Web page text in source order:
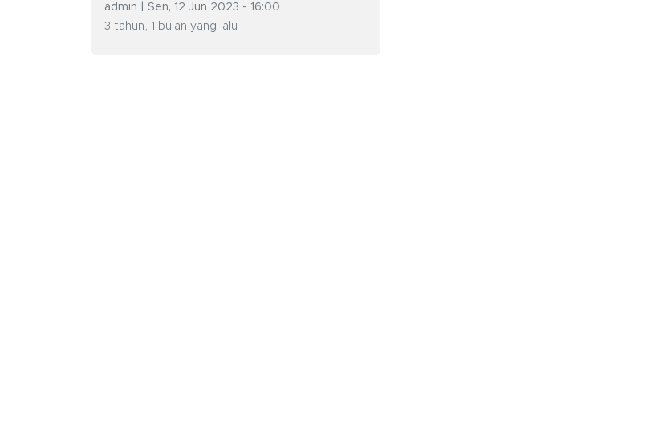
admin | Sen, 12 Jun 2023 - 16:00
3 tahun, 1 bulan yang lalu